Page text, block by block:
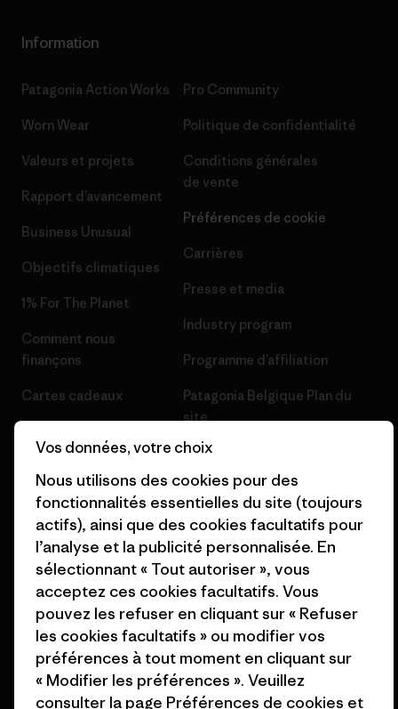
Information
Patagonia Action Works
Worn Wear
Valeurs et projets
Rapport d’avancement
Business Unusual
Objectifs climatiques
1% For The Planet
Comment nous
finançons
Cartes cadeaux
Pro Community
Politique de confidentialité
Conditions générales
de vente
Préférences de cookie
Carrières
Presse et media
Industry program
Programme d’affiliation
Patagonia Belgique Plan du
site
© 2026 Patagonia, Inc. All Rights Reserved.
français
Vos données, votre choix
Nous utilisons des cookies pour des
fonctionnalités essentielles du site (toujours
actifs), ainsi que des cookies facultatifs pour
l’analyse et la publicité personnalisée. En
sélectionnant « Tout autoriser », vous
acceptez ces cookies facultatifs. Vous
pouvez les refuser en cliquant sur « Refuser
les cookies facultatifs » ou modifier vos
préférences à tout moment en cliquant sur
« Modifier les préférences ». Veuillez
consulter la page Préférences de cookies et